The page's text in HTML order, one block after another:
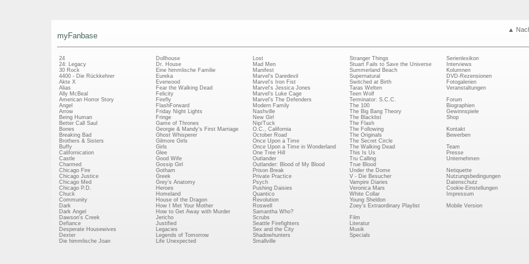
▲
myFanbase
24
24: Legacy
30 Rock
4400 - Die Rückkehrer
Akte X
Alias
Ally McBeal
American Horror Story
Angel
Arrow
Being Human
Better Call Saul
Bones
Breaking Bad
Brothers & Sisters
Buffy
Californication
Castle
Charmed
Chicago Fire
Chicago Justice
Chicago Med
Chicago P.D.
Chuck
Community
Dark
Dark Angel
Dawson's Creek
Defiance
Desperate Housewives
Dexter
Die himmlische Joan
Dollhouse
Dr. House
Eine himmlische Familie
Eureka
Everwood
Fear the Walking Dead
Felicity
Firefly
FlashForward
Friday Night Lights
Fringe
Game of Thrones
Georgie & Mandy's First Marriage
Ghost Whisperer
Gilmore Girls
Girls
Glee
Good Wife
Gossip Girl
Gotham
Greek
Grey's Anatomy
Heroes
Homeland
House of the Dragon
How I Met Your Mother
How to Get Away with Murder
Jericho
Justified
Legacies
Legends of Tomorrow
Life Unexpected
Lost
Mad Men
Manifest
Marvel's Daredevil
Marvel's Iron Fist
Marvel's Jessica Jones
Marvel's Luke Cage
Marvel's The Defenders
Modern Family
Nashville
New Girl
Nip/Tuck
O.C., California
October Road
Once Upon a Time
Once Upon a Time in Wonderland
One Tree Hill
Outlander
Outlander: Blood of My Blood
Prison Break
Private Practice
Psych
Pushing Daisies
Quantico
Revolution
Roswell
Samantha Who?
Scrubs
Seattle Firefighters
Sex and the City
Shadowhunters
Smallville
Stranger Things
Stuart Fails to Save the Universe
Summerland Beach
Supernatural
Switched at Birth
Taras Welten
Teen Wolf
Terminator: S.C.C.
The 100
The Big Bang Theory
The Blacklist
The Flash
The Following
The Originals
The Secret Circle
The Walking Dead
This Is Us
Tru Calling
True Blood
Under the Dome
V - Die Besucher
Vampire Diaries
Veronica Mars
White Collar
Young Sheldon
Zoey's Extraordinary Playlist
Film
Literatur
Musik
Specials
Serienlexikon
Interviews
Kolumnen
DVD-Rezensionen
Fotogalerien
Veranstaltungen
Forum
Biographien
Gewinnspiele
Shop
Kontakt
Bewerben
Team
Presse
Unternehmen
Netiquette
Nutzungsbedingungen
Datenschutz
Cookie-Einstellungen
Impressum
Mobile Version